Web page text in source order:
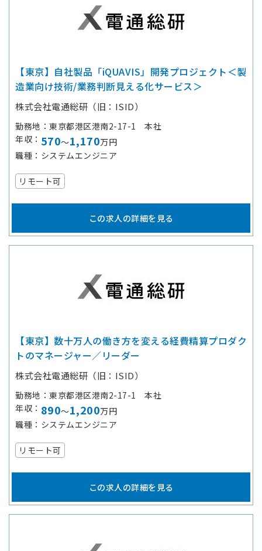
【東京】自社製品「iQUAVIS」開発プロジェクト＜製
造業向け技術/業務判断見える化サービス＞
株式会社電通総研（旧：ISID）
勤務地
東京都港区港南2-17-1 本社
年収
570～1,170万円
職種
システムエンジニア
リモート可
この求人の詳細を見る
【東京】数十万人の働き方を変える経費精算プロダク
トのマネージャー／リーダー
株式会社電通総研（旧：ISID）
勤務地
東京都港区港南2-17-1 本社
年収
890～1,200万円
職種
システムエンジニア
リモート可
この求人の詳細を見る